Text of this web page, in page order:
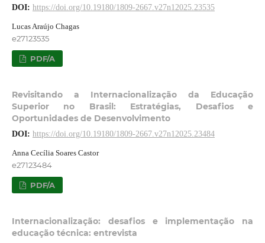
DOI: https://doi.org/10.19180/1809-2667.v27n12025.23535
Lucas Araújo Chagas
e27123535
PDF/A
Revisitando a Internacionalização da Educação
Superior no Brasil: Estratégias, Desafios e
Oportunidades de Desenvolvimento
DOI: https://doi.org/10.19180/1809-2667.v27n12025.23484
Anna Cecília Soares Castor
e27123484
PDF/A
Internacionalização: desafios e implementação na
educação técnica: entrevista